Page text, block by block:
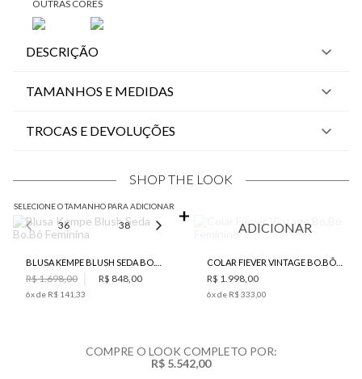
DESCRIÇÃO
TAMANHOS E MEDIDAS
TROCAS E DEVOLUÇÕES
SHOP THE LOOK
SELECIONE O TAMANHO PARA ADICIONAR
36 38 40 42
R$ 1.698,00 R$ 848,00
6x de R$ 141,33
ADICIONAR
R$ 1.998,00
6x de R$ 333,00
COMPRE O LOOK COMPLETO POR:
R$ 5.542,00